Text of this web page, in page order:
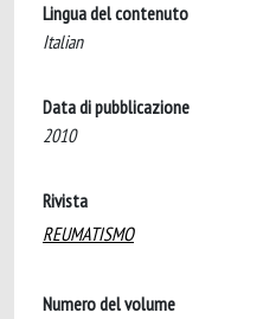
Lingua del contenuto
Italian
Data di pubblicazione
2010
Rivista
REUMATISMO
Numero del volume